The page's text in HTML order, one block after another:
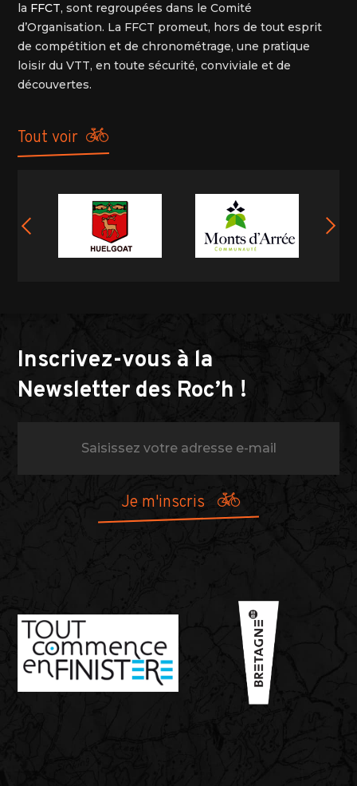
la FFCT, sont regroupées dans le Comité
d’Organisation. La FFCT promeut, hors de tout esprit
de compétition et de chronométrage, une pratique
loisir du VTT, en toute sécurité, conviviale et de
découvertes.
tout voir
Inscrivez-vous à la
Newsletter des Roc’h !